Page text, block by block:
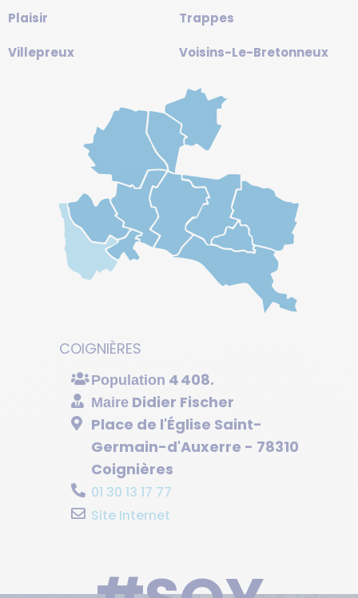
Plaisir Trappes
Villepreux Voisins-Le-Bretonneux
COIGNIÈRES
Population 4 408.
Maire Didier Fischer
Place de l'Église Saint-
Germain-d'Auxerre - 78310
Coignières
01 30 13 17 77
Site Internet